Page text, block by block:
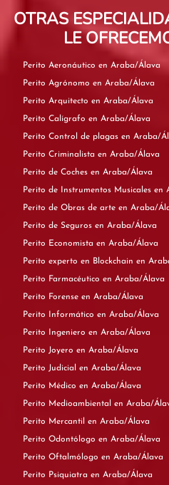
OTRAS
LE
Perito Aeronáutico en Araba/Álava
Perito Agrónomo en Araba/Álava
Perito Arquitecto en Araba/Álava
Perito Calígrafo en Araba/Álava
Perito Control de plagas en
Perito Criminalista en Araba/Álava
Perito de Coches en Araba/Álava
Perito de
Perito de Obras de arte en
Perito de Seguros en Araba/Álava
Perito Economista en Araba/Álava
Perito experto en
Perito Farmacéutico en Araba/Álava
Perito Forense en Araba/Álava
Perito Informático en Araba/Álava
Perito Ingeniero en Araba/Álava
Perito Joyero en Araba/Álava
Perito Judicial en Araba/Álava
Perito Médico en Araba/Álava
Perito Medioambiental en Araba/
Perito Mercantil en Araba/Álava
Perito Odontólogo en Araba/Álava
Perito Oftalmólogo en Araba/Álava
Perito Psiquiatra en Araba/Álava